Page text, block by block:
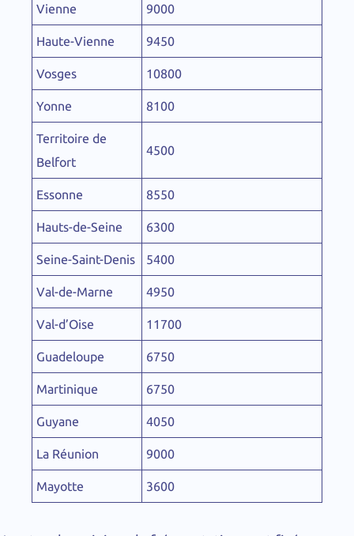
Vienne 9000
Haute-Vienne 9450
Vosges 10800
Yonne 8100
Territoire de
Belfort
4500
Essonne 8550
Hauts-de-Seine 6300
Seine-Saint-Denis 5400
Val-de-Marne 4950
Val-d’Oise 11700
Guadeloupe 6750
Martinique 6750
Guyane 4050
La Réunion 9000
Mayotte 3600